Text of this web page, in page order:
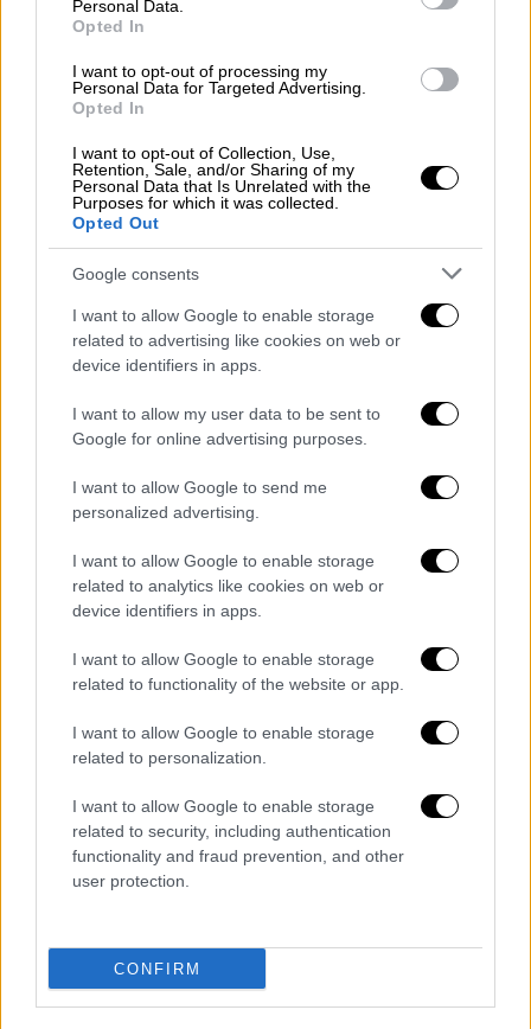
Personal Data.
Opted In
I want to opt-out of processing my
Personal Data for Targeted Advertising.
Opted In
I want to opt-out of Collection, Use,
Retention, Sale, and/or Sharing of my
Personal Data that Is Unrelated with the
Purposes for which it was collected.
Opted Out
Google consents
I want to allow Google to enable storage
related to advertising like cookies on web or
device identifiers in apps.
I want to allow my user data to be sent to
Google for online advertising purposes.
I want to allow Google to send me
personalized advertising.
I want to allow Google to enable storage
related to analytics like cookies on web or
device identifiers in apps.
I want to allow Google to enable storage
related to functionality of the website or app.
I want to allow Google to enable storage
related to personalization.
I want to allow Google to enable storage
related to security, including authentication
functionality and fraud prevention, and other
user protection.
CONFIRM
200 παιχνιδιών για σκύλους.
«Σε μερικές από τις προηγούμενες μελέτες
μας, διαπιστώσαμε ότι μπορούν να μάθουν
το όνομα ενός νέου αντικειμένου αφού το
ακούσουν μόνο τέσσερις φορές και
βλέπουμε ότι μπορούν να μάθουν
τουλάχιστον 12 νέα παιχνίδια σε μόνο μία
εβδομάδα», συνεχίζει η Dror. «Θυμούνται
αυτά τα παιχνίδια για δύο χρόνια,
σχηματίζουν κατηγορίες παιχνιδιών, οπότε
είναι πραγματικά εξαιρετικά στην ικανότητά
τους να μαθαίνουν».
Η Dror εμπνεύστηκε εν μέρει να
πραγματοποιήσει τη μελέτη επειδή έχει
ακούσει πολλές ιστορίες από ιδιοκτήτες
σκύλων που έχουν παρατηρήσει πόσο
αφοσιωμένα φαίνονται τα ζώα όταν μιλάνε:
Σκύλοι που σηκώνουν τα αυτιά τους όταν οι
ιδιοκτήτες τους συζητούν για την
λούτρινο παιχνίδι που είναι ένα κομμάτι
πίτσας, για παράδειγμα.
«Μια ιδιοκτήτρια μου είπε ότι μιλούσε με
τσάντα και τότε ο σκύλος εμφανίστηκε με
ένα παιχνίδι που του είχαν δώσει το όνομα
'τσάντα'», εξηγεί η Dror. «Έτσι αναρωτήθηκα,
τους και τι μπορεί να καταλαβαίνουν από
αυτές;»